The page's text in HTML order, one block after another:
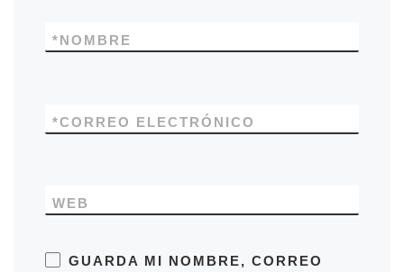
NOMBRE
*
CORREO ELECTRÓNICO
*
WEB
GUARDA MI NOMBRE, CORREO